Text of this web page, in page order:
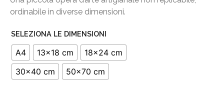
ordinabile in diverse dimensioni.
SELEZIONA LE DIMENSIONI
A4 13x18 cm
18x24 cm
30x40 cm
50x70 cm